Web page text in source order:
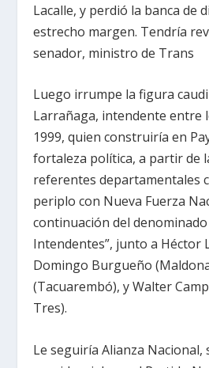
Lacalle, y perdió la banca de
estrecho margen. Tendría
senador, ministro de Trans
Luego irrumpe la figura
Larrañaga, intendente entre
1999, quien construiría en
fortaleza política, a partir de
referentes departamentales
periplo con Nueva Fuerza
continuación del denominado
Intendentes”, junto a Héctor
Domingo Burgueño
(Tacuarembó), y Walter
Tres).
Le seguiría Alianza Nacional,